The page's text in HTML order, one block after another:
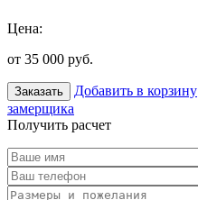
Цена:
от 35 000 руб.
Заказать Добавить в корзину
замерщика
Получить расчет